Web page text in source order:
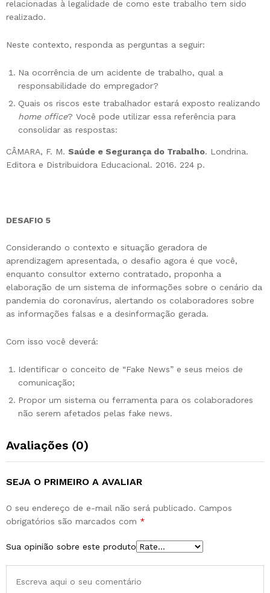
relacionadas à legalidade de como este trabalho tem sido
realizado.
Neste contexto, responda as perguntas a seguir:
Na ocorrência de um acidente de trabalho, qual a
responsabilidade do empregador?
Quais os riscos este trabalhador estará exposto realizando
home office? Você pode utilizar essa referência para
consolidar as respostas:
CÂMARA, F. M. Saúde e Segurança do Trabalho. Londrina.
Editora e Distribuidora Educacional. 2016. 224 p.
DESAFIO 5
Considerando o contexto e situação geradora de
aprendizagem apresentada, o desafio agora é que você,
enquanto consultor externo contratado, proponha a
elaboração de um sistema de informações sobre o cenário da
pandemia do coronavírus, alertando os colaboradores sobre
as informações falsas e a desinformação gerada.
Com isso você deverá:
Identificar o conceito de “Fake News” e seus meios de
comunicação;
Propor um sistema ou ferramenta para os colaboradores
não serem afetados pelas fake news.
Avaliações (0)
SEJA O PRIMEIRO A AVALIAR
O seu endereço de e-mail não será publicado. Campos
obrigatórios são marcados com *
Sua opinião sobre este produto